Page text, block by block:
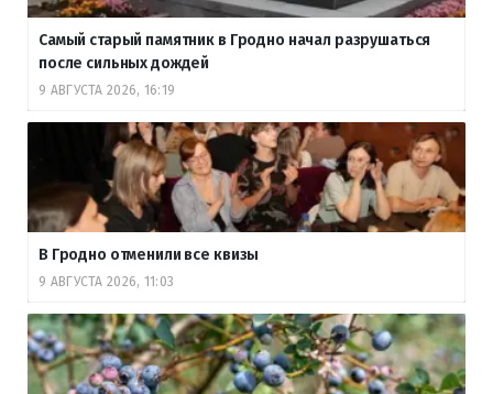
Самый старый памятник в Гродно начал разрушаться
после сильных дождей
9 АВГУСТА 2026, 16:19
В Гродно отменили все квизы
9 АВГУСТА 2026, 11:03